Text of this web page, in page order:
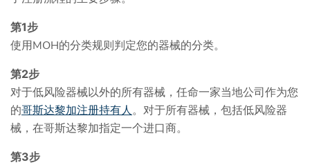
第1步
使用MOH的分类规则判定您的器械的分类。
第2步
对于低风险器械以外的所有器械，任命一家当地公司作为您
的哥斯达黎加注册持有人。对于所有器械，包括低风险器
械，在哥斯达黎加指定一个进口商。
第3步